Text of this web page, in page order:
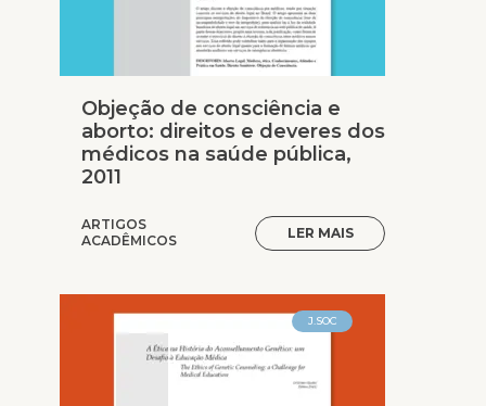
Objeção de consciência e
aborto: direitos e deveres dos
médicos na saúde pública,
2011
ARTIGOS
ACADÊMICOS
LER MAIS
J.SOC